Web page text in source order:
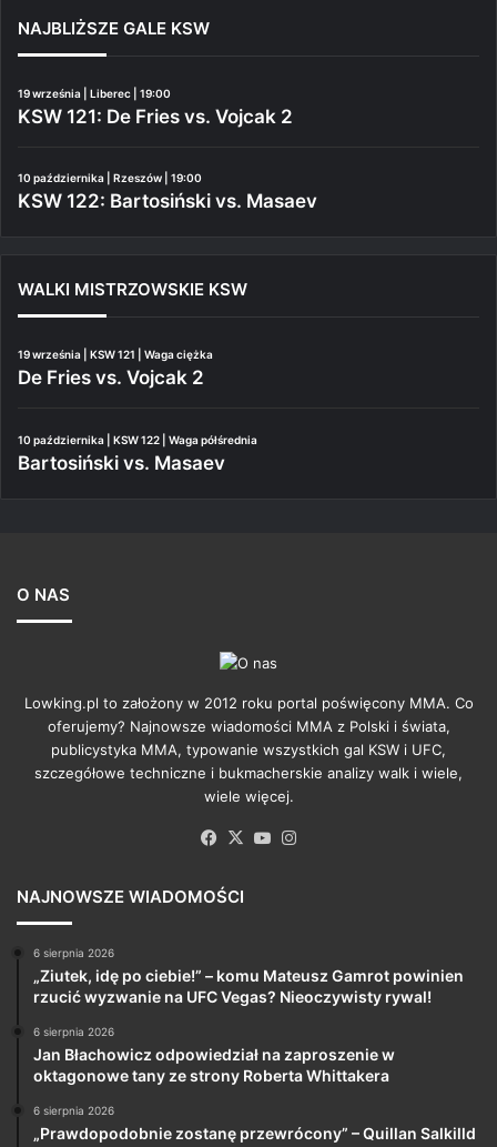
NAJBLIŻSZE GALE KSW
19 września | Liberec | 19:00
KSW 121: De Fries vs. Vojcak 2
10 października | Rzeszów | 19:00
KSW 122: Bartosiński vs. Masaev
WALKI MISTRZOWSKIE KSW
19 września | KSW 121 | Waga ciężka
De Fries vs. Vojcak 2
10 października | KSW 122 | Waga półśrednia
Bartosiński vs. Masaev
O NAS
Lowking.pl to założony w 2012 roku portal poświęcony MMA. Co
oferujemy? Najnowsze wiadomości MMA z Polski i świata,
publicystyka MMA, typowanie wszystkich gal KSW i UFC,
szczegółowe techniczne i bukmacherskie analizy walk i wiele,
wiele więcej.
Facebook
X YouTube
NAJNOWSZE WIADOMOŚCI
6 sierpnia 2026
„Ziutek, idę po ciebie!” – komu Mateusz Gamrot powinien
rzucić wyzwanie na UFC Vegas? Nieoczywisty rywal!
6 sierpnia 2026
Jan Błachowicz odpowiedział na zaproszenie w
oktagonowe tany ze strony Roberta Whittakera
6 sierpnia 2026
„Prawdopodobnie zostanę przewrócony” – Quillan Salkilld